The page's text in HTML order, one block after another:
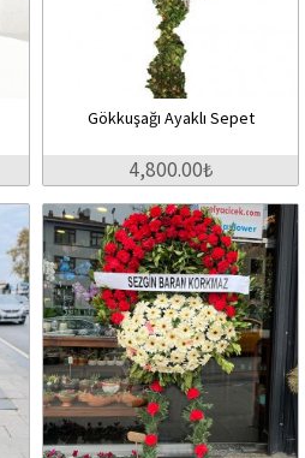
Gökkuşağı Ayaklı Sepet
4,800.00₺